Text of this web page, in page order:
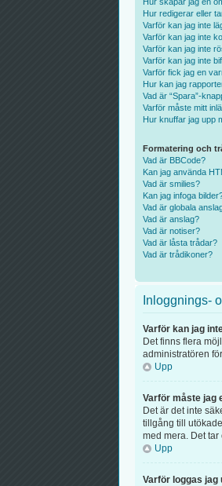
Hur redigerar eller
Varför kan jag inte
Varför kan jag inte
Varför kan jag inte
Varför kan jag inte
Varför fick jag en
Hur kan jag
Vad är “Spara”-
Varför måste mitt
Hur knuffar jag upp
Formatering och
Vad är BBCode?
Kan jag använda
Vad är smilies?
Kan jag infoga
Vad är globala
Vad är anslag?
Vad är notiser?
Vad är låsta trådar?
Vad är trådikoner?
Inloggnings-
Varför kan jag
Det finns flera
administratören
Upp
Varför måste jag
Det är det inte
tillgång till
med mera. Det
Upp
Varför loggas